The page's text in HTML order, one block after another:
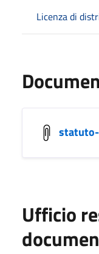
Licenza di
Ufficio